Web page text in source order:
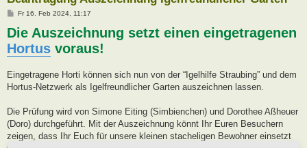
B
i
t
r
a
Fr 16. Feb 2024, 11:17
Die Auszeichnung setzt einen eingetragenen
Hortus voraus!
Eingetragene Horti können sich nun von der “Igelhilfe Straubing” und dem
Hortus-Netzwerk als Igelfreundlicher Garten auszeichnen lassen.
Die Prüfung wird von Simone Eiting (Simbienchen) und Dorothee Aßheuer
(Doro) durchgeführt. Mit der Auszeichnung könnt Ihr Euren Besuchern
zeigen, dass Ihr Euch für unsere kleinen stacheligen Bewohner einsetzt